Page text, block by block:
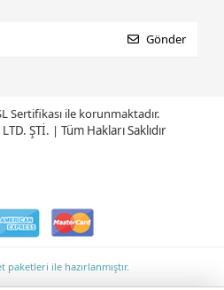
Gönder
Sertifikası ile korunmaktadır.
ŞTİ. | Tüm Hakları Saklıdır
ile hazırlanmıştır.